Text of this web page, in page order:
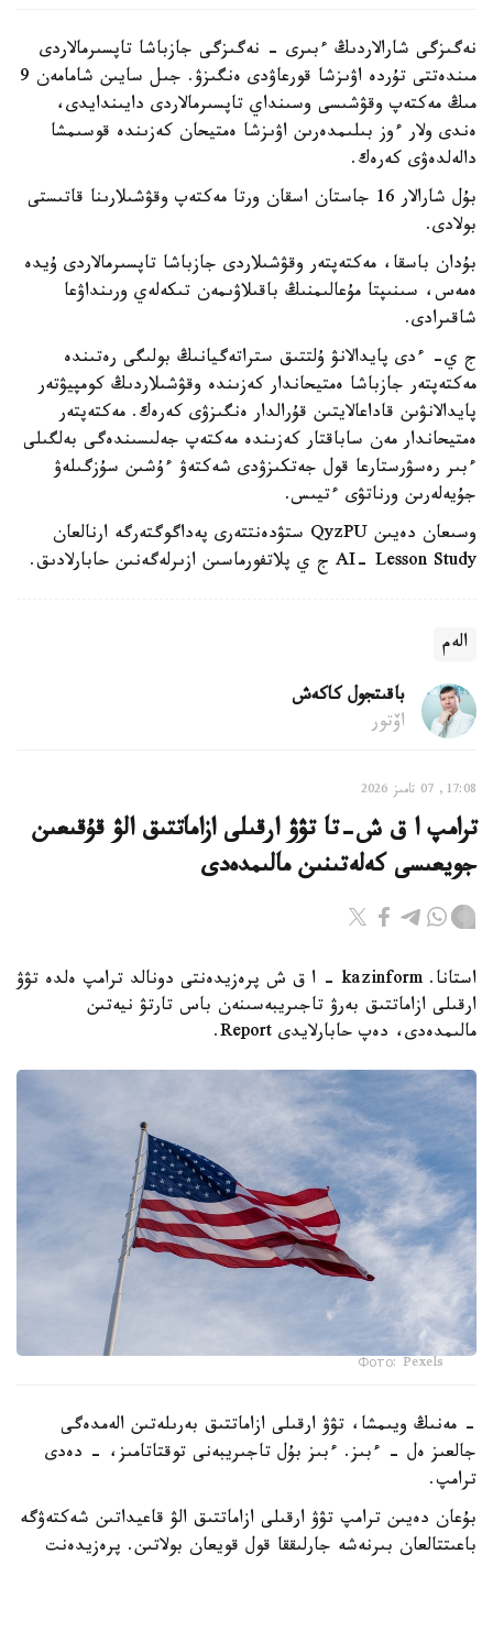
نەگىزگى شارالاردىڭ ءبىرى - نەگىزگى جازباشا تاپسىرمالاردى
مىندەتتى تۇردە اۋىزشا قورعاۋدى ەنگىزۋ. جىل سايىن شامامەن 9
مىڭ مەكتەپ وقۋشىسى وسىنداي تاپسىرمالاردى دايىندايدى،
ەندى ولار ءوز بىلىمدەرىن اۋىزشا ەمتيحان كەزىندە قوسىمشا
دالەلدەۋى كەرەك.
بۇل شارالار 16 جاستان اسقان ورتا مەكتەپ وقۋشىلارىنا قاتىستى
بولادى.
بۇدان باسقا، مەكتەپتەر وقۋشىلاردى جازباشا تاپسىرمالاردى ۇيدە
ەمەس، سىنىپتا مۇعالىمنىڭ باقىلاۋىمەن تىكەلەي ورىنداۋعا
شاقىرادى.
ج ي- ءدى پايدالانۋ ۇلتتىق ستراتەگيانىڭ بولىگى رەتىندە
مەكتەپتەر جازباشا ەمتيحاندار كەزىندە وقۋشىلاردىڭ كومپيۋتەر
پايدالانۋىن قاداعالايتىن قۇرالدار ەنگىزۋى كەرەك. مەكتەپتەر
ەمتيحاندار مەن ساباقتار كەزىندە مەكتەپ جەلىسىندەگى بەلگىلى
ءبىر رەسۋرستارعا قول جەتكىزۋدى شەكتەۋ ءۇشىن سۇزگىلەۋ
جۇيەلەرىن ورناتۋى ءتيىس.
وسىعان دەيىن QyzPU ستۋدەنتتەرى پەداگوگتەرگە ارنالعان
AI- Lesson Study ج ي پلاتفورماسىن ازىرلەگەنىن حابارلادىق.
الەم
باقىتجول كاكەش
اۆتور
17:08, 07 تامىز 2026
ترامپ ا ق ش-تا تۋۋ ارقىلى ازاماتتىق الۋ قۇقىعىن
جويعىسى كەلەتىنىن مالىمدەدى
استانا. kazinform - ا ق ش پرەزيدەنتى دونالد ترامپ ەلدە تۋۋ
ارقىلى ازاماتتىق بەرۋ تاجىريبەسىنەن باس تارتۋ نيەتىن
مالىمدەدى، دەپ حابارلايدى Report.
Фото: Pexels
- مەنىڭ ويىمشا، تۋۋ ارقىلى ازاماتتىق بەرىلەتىن الەمدەگى
جالعىز ەل - ءبىز. ءبىز بۇل تاجىريبەنى توقتاتامىز، - دەدى
ترامپ.
بۇعان دەيىن ترامپ تۋۋ ارقىلى ازاماتتىق الۋ قاعيداتىن شەكتەۋگە
باعىتتالعان بىرنەشە جارلىققا قول قويعان بولاتىن. پرەزيدەنت